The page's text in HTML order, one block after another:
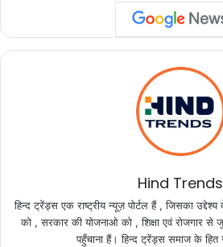
Hind Trends
हिन्द ट्रेंड्स एक राष्ट्रीय न्यूज़ पोर्टल हैं , जिसका
को , सरकार की योजनाओ को , शिक्षा एवं रोजगार
पहुँचाना हैं। हिन्द ट्रेंड्स समाज के हित